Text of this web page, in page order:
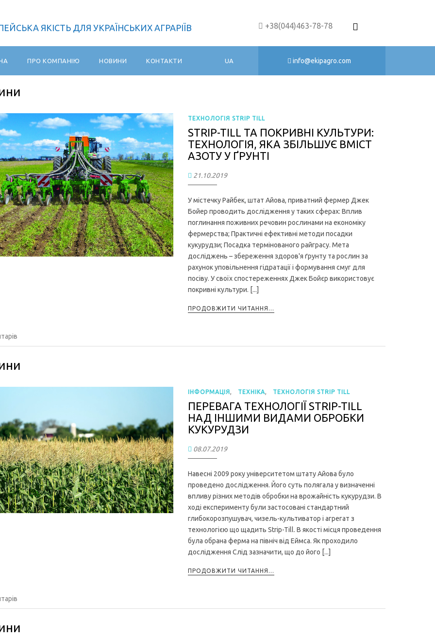
ЯКІСТЬ ДЛЯ УКРАЇНСЬКИХ АГРАРІЇВ +38(044)463-78-78
ПРО КОМПАНІЮ НОВИНИ КОНТАКТИ UA info@ekipagro.com
ТЕХНОЛОГІЯ STRIP TILL
STRIP-TILL ТА ПОКРИВНІ КУЛЬТУРИ:
ТЕХНОЛОГІЯ, ЯКА ЗБІЛЬШУЄ ВМІСТ
АЗОТУ У ҐРУНТІ
21.10.2019
У містечку Райбек, штат Айова, приватний фермер Джек
Бойер проводить дослідження у таких сферах: Вплив
поглинання поживних речовин рослинами на економіку
фермерства; Практичні ефективні методи посадки
кукурудзи; Посадка термінованого райграсу. Мета
досліджень – збереження здоров'я ґрунту та рослин за
рахунок уповільнення гідратації і формування смуг для
посіву. У своїх спостереженнях Джек Бойєр використовує
покривні культури. [...]
ПРОДОВЖИТИ ЧИТАННЯ...
ІНФОРМАЦІЯ, ТЕХНІКА, ТЕХНОЛОГІЯ STRIP TILL
ПЕРЕВАГА ТЕХНОЛОГІЇ STRIP-TILL
НАД ІНШИМИ ВИДАМИ ОБРОБКИ
КУКУРУДЗИ
08.07.2019
Навесні 2009 року університетом штату Айова було
проведено дослідження. Його суть полягала у визначенні
впливу різних методів обробки на врожайність кукурудзи. В
ході експерименту були застосовані стандартний
глибокорозпушувач, чизель-культиватор і агрегат з
технологією що щадить Strip-Till. В якості місця проведення
була обрана ферма на північ від Еймса. Як проходило
дослідження Слід зазначити, що до його [...]
ПРОДОВЖИТИ ЧИТАННЯ...